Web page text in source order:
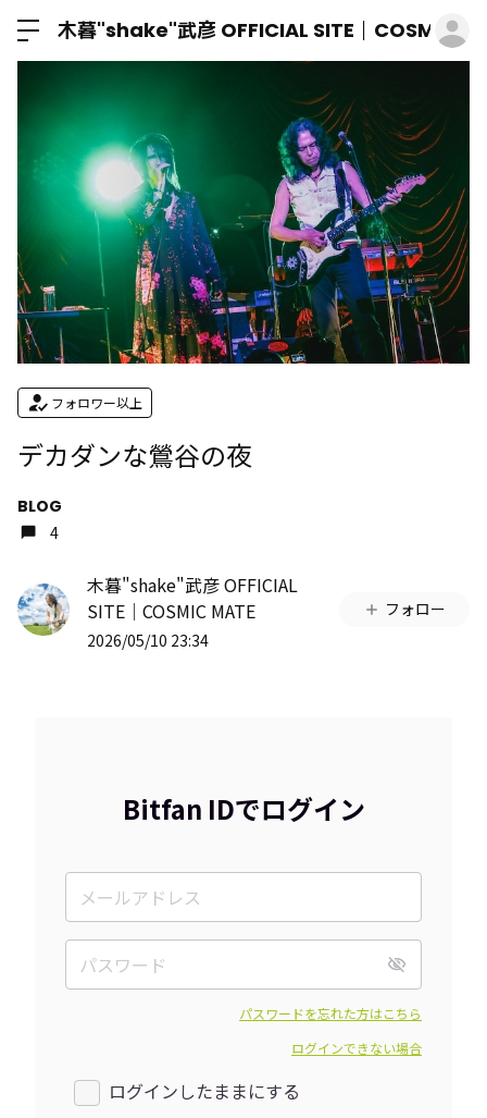
木暮"shake"武彦 OFFICIAL SITE│COSMIC
フォロワー以上
デカダンな鶯谷の夜
BLOG
4
木暮"shake"武彦 OFFICIAL
SITE│COSMIC MATE
2026/05/10 23:34
フォロー
Bitfan IDでログイン
パスワードを忘れた方はこちら
ログインできない場合
ログインしたままにする